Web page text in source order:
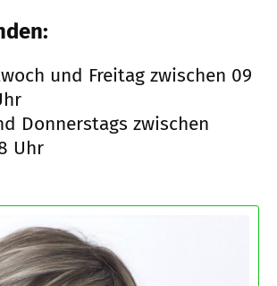
und Freitag zwischen 09
Donnerstags zwischen
Uhr